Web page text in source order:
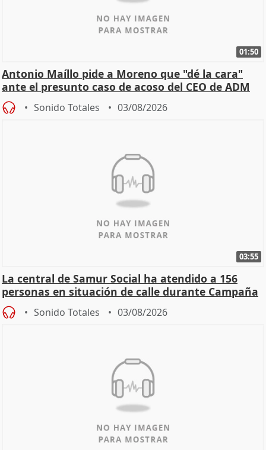
01:50
Antonio Maíllo pide a Moreno que "dé la cara"
ante el presunto caso de acoso del CEO de ADM
Sonido Totales 03/08/2026
03:55
La central de Samur Social ha atendido a 156
personas en situación de calle durante Campaña
de Calor
Sonido Totales 03/08/2026